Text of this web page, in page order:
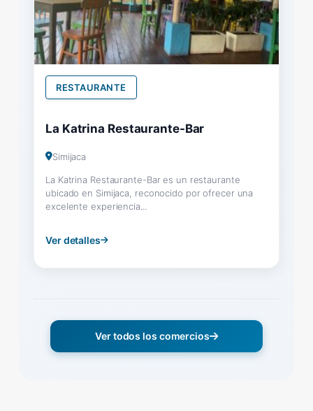
RESTAURANTE
La Katrina Restaurante-Bar
Simijaca
La Katrina Restaurante-Bar es un restaurante
ubicado en Simijaca, reconocido por ofrecer una
excelente experiencia...
Ver detalles
Ver todos los comercios